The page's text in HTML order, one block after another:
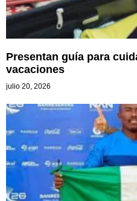
Presentan guía para
vacaciones
julio 20, 2026